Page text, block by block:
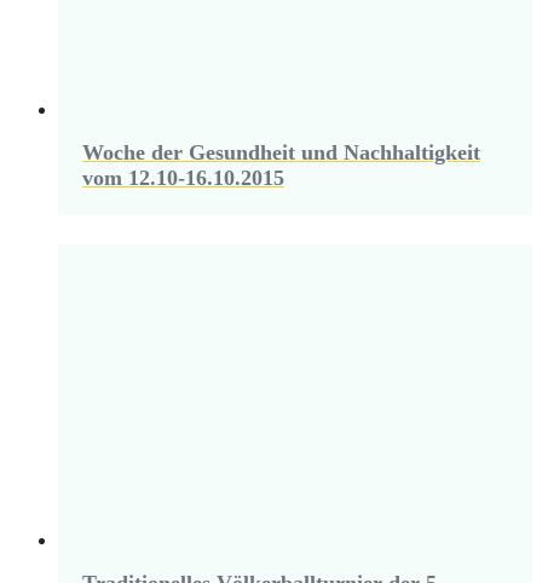
Woche der Gesundheit und Nachhaltigkeit
vom 12.10-16.10.2015